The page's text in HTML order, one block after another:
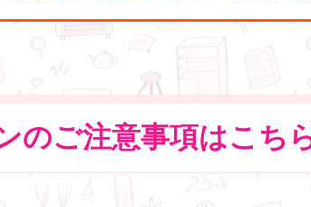
のご注意事項はこち